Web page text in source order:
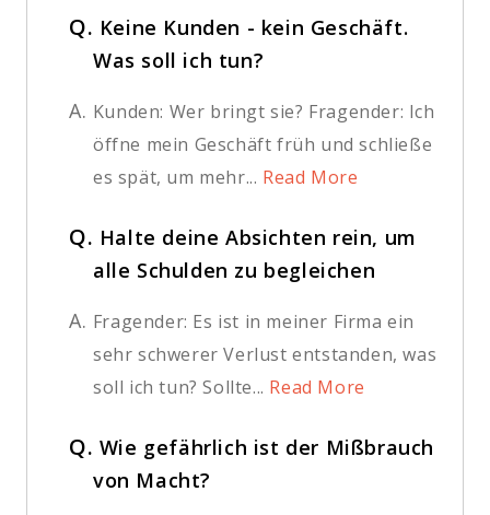
Q. Keine Kunden - kein Geschäft.
Was soll ich tun?
A. Kunden: Wer bringt sie? Fragender: Ich
öffne mein Geschäft früh und schließe
es spät, um mehr... Read More
Q. Halte deine Absichten rein, um
alle Schulden zu begleichen
A. Fragender: Es ist in meiner Firma ein
sehr schwerer Verlust entstanden, was
soll ich tun? Sollte... Read More
Q. Wie gefährlich ist der Mißbrauch
von Macht?